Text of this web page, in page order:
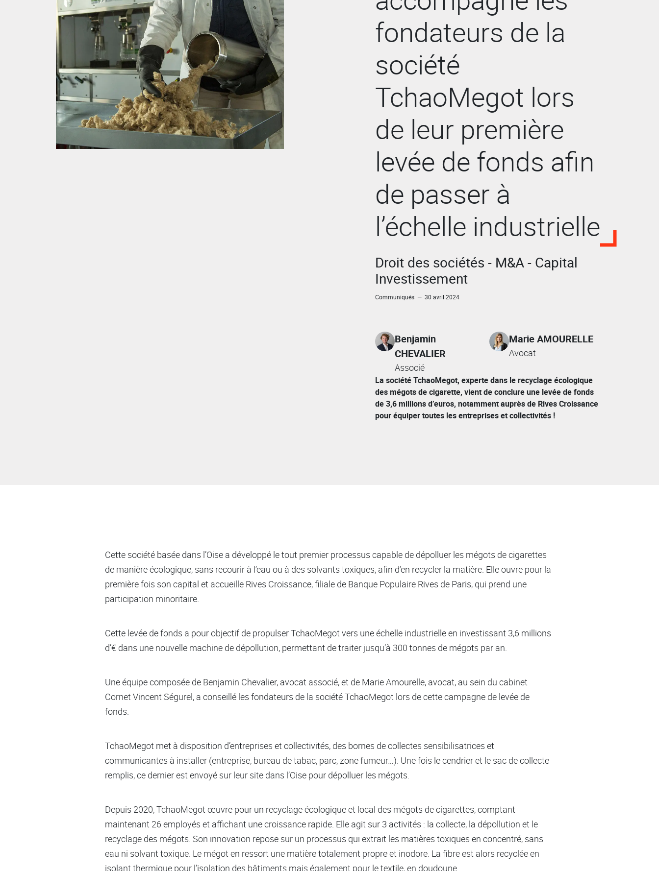
fondateurs de la
société
TchaoMegot lors
de leur première
levée de fonds afin
de passer à
l’échelle industrielle
Droit des sociétés - M&A - Capital
Investissement
Communiqués — 30 avril 2024
Benjamin
CHEVALIER
Associé
Marie AMOURELLE
Avocat
La société TchaoMegot, experte dans le recyclage écologique
des mégots de cigarette, vient de conclure une levée de fonds
de 3,6 millions d’euros, notamment auprès de Rives Croissance
pour équiper toutes les entreprises et collectivités !
Cette société basée dans l’Oise a développé le tout premier processus capable de dépolluer les mégots de cigarettes
de manière écologique, sans recourir à l’eau ou à des solvants toxiques, afin d’en recycler la matière. Elle ouvre pour la
première fois son capital et accueille Rives Croissance, filiale de Banque Populaire Rives de Paris, qui prend une
participation minoritaire.
Cette levée de fonds a pour objectif de propulser TchaoMegot vers une échelle industrielle en investissant 3,6 millions
d’€ dans une nouvelle machine de dépollution, permettant de traiter jusqu’à 300 tonnes de mégots par an.
Une équipe composée de Benjamin Chevalier, avocat associé, et de Marie Amourelle, avocat, au sein du cabinet
Cornet Vincent Ségurel, a conseillé les fondateurs de la société TchaoMegot lors de cette campagne de levée de
fonds.
TchaoMegot met à disposition d’entreprises et collectivités, des bornes de collectes sensibilisatrices et
communicantes à installer (entreprise, bureau de tabac, parc, zone fumeur…). Une fois le cendrier et le sac de collecte
remplis, ce dernier est envoyé sur leur site dans l’Oise pour dépolluer les mégots.
Depuis 2020, TchaoMegot œuvre pour un recyclage écologique et local des mégots de cigarettes, comptant
maintenant 26 employés et affichant une croissance rapide. Elle agit sur 3 activités : la collecte, la dépollution et le
recyclage des mégots. Son innovation repose sur un processus qui extrait les matières toxiques en concentré, sans
eau ni solvant toxique. Le mégot en ressort une matière totalement propre et inodore. La fibre est alors recyclée en
isolant thermique pour l’isolation des bâtiments mais également pour le textile, en doudoune.